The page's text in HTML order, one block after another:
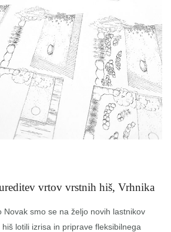
vrtov vrstnih hiš, Vrhnika
Novak smo se na željo novih lastnikov
lotili izrisa in priprave fleksibilnega